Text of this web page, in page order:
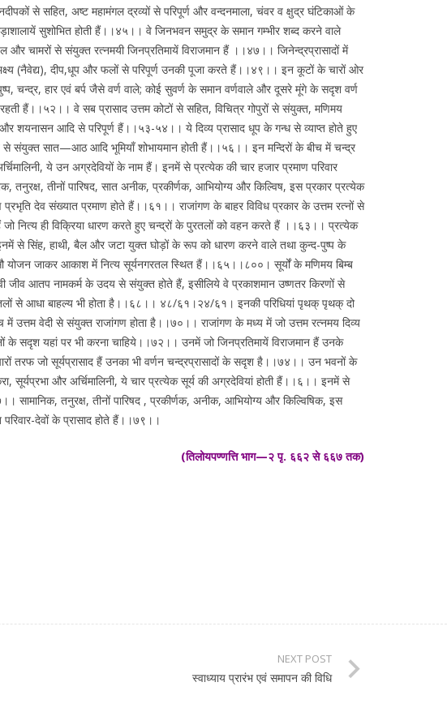
से सहित, अष्ट महामंगल द्रव्यों से परिपूर्ण और वन्दनमाला, चंवर व क्षुद्र घंटिकाओं के
सुशोभित होती हैं।।४५।। वे जिनभवन समुद्र के समान गम्भीर शब्द करने वाले
चामरों से संयुक्त रत्नमयी जिनप्रतिमायें विराजमान हैं ।।४७।। जिनेन्द्रप्रासादों में
(नैवेद्य), दीप,धूप और फलों से परिपूर्ण उनकी पूजा करते हैं।।४९।। इन कूटों के चारों ओर
चन्द्र, हार एवं बर्प जैसे वर्ण वाले; कोई सुवर्ण के समान वर्णवाले और दूसरे मूंगे के सदृश वर्ण
हैं।।५२।। वे सब प्रासाद उत्तम कोटों से सहित, विचित्र गोपुरों से संयुक्त, मणिमय
शयनासन आदि से परिपूर्ण हैं।।५३-५४।। ये दिव्य प्रासाद धूप के गन्ध से व्याप्त होते हुए
सात—आठ आदि भूमियाँ शोभायमान होती हैं।।५६।। इन मन्दिरों के बीच में चन्द्र
ये उन अग्रदेवियों के नाम हैं। इनमें से प्रत्येक की चार हजार प्रमाण परिवार
तनुरक्ष, तीनों पारिषद, सात अनीक, प्रकीर्णक, आभियोग्य और किल्विष, इस प्रकार प्रत्येक
देव संख्यात प्रमाण होते हैं।।६१।। राजांगण के बाहर विविध प्रकार के उत्तम रत्नों से
जो नित्य ही विक्रिया धारण करते हुए चन्द्रों के पुरतलों को वहन करते हैं ।।६३।। प्रत्येक
से सिंह, हाथी, बैल और जटा युक्त घोड़ों के रूप को धारण करने वाले तथा कुन्द-पुष्प के
योजन जाकर आकाश में नित्य सूर्यनगरतल स्थित हैं।।६५।।८००। सूर्यों के मणिमय बिम्ब
आतप नामकर्म के उदय से संयुक्त होते हैं, इसीलिये वे प्रकाशमान उष्णतर किरणों से
से आधा बाहल्य भी होता है।।६८।। ४८/६१।२४/६१। इनकी परिधियां पृथक् पृथक् दो
उत्तम वेदी से संयुक्त राजांगण होता है।।७०।। राजांगण के मध्य में जो उत्तम रत्नमय दिव्य
के सदृश यहां पर भी करना चाहिये।।७२।। उनमें जो जिनप्रतिमायें विराजमान हैं उनके
तरफ जो सूर्यप्रासाद हैं उनका भी वर्णन चन्द्रप्रासादों के सदृश है।।७४।। उन भवनों के
और अर्चिमालिनी, ये चार प्रत्येक सूर्य की अग्रदेवियां होती हैं।।६।। इनमें से
सामानिक, तनुरक्ष, तीनों पारिषद , प्रकीर्णक, अनीक, आभियोग्य और किल्विषिक, इस
देवों के प्रासाद होते हैं।।७९।।
(तिलोयपण्णत्ति भाग—२ पृ. ६६२ से ६६७ तक)
NEXT POST
स्वाध्याय प्रारंभ एवं समापन की विधि